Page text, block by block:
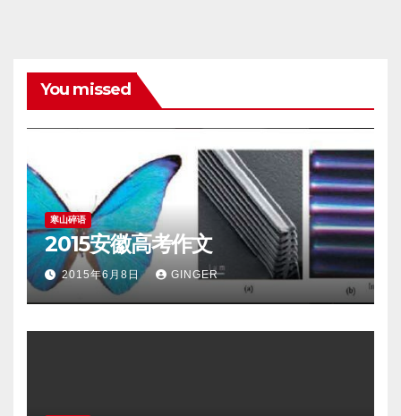
You missed
寒山碎语
2015安徽高考作文
2015年6月8日 GINGER